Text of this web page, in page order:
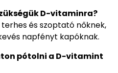
D-vitaminra?
és szoptató nőknek,
napfényt kapóknak.
pótolni a D-vitamint